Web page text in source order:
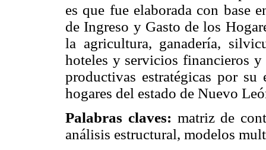
es que fue elaborada con base
de Ingreso y Gasto de los
la agricultura, ganadería,
hoteles y servicios financieros
productivas estratégicas por
hogares del estado de Nuevo
Palabras claves: matriz de
análisis estructural, modelos